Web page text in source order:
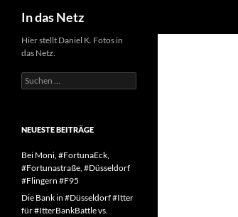
Inhalt
springen
In das Netz
Hier stellt Daniel K. Fotos in
das Netz.
Suchen
nach:
NEUESTE BEITRÄGE
Bei Moni, #FortunaEck,
#Fortunastraße, #Düsseldorf
#Flingern #F95
Die Bank in #Düsseldorf #Itter
für #ItterBankBattle vs.